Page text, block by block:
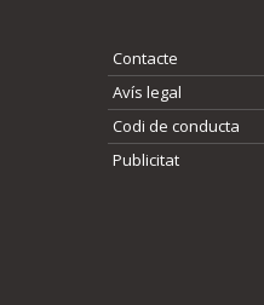
Contacte
Avís legal
Codi de conducta
Publicitat